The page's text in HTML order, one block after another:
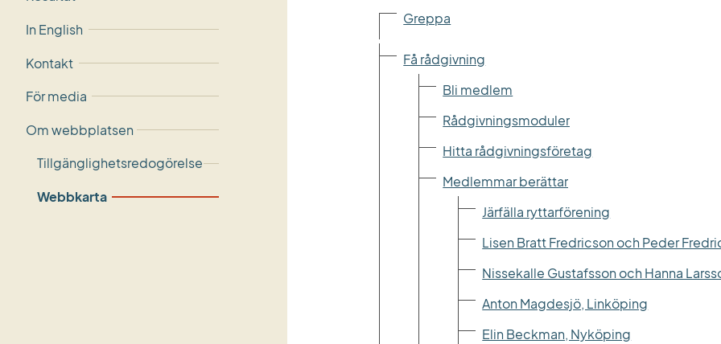
Greppa
Få rådgivning
Bli medlem
Rådgivningsmoduler
Hitta rådgivningsföretag
Medlemmar berättar
Järfälla ryttarförening
Lisen Bratt Fredricson och Peder
Nissekalle Gustafsson och Hanna
Anton Magdesjö, Linköping
Elin Beckman, Nyköping
In English
Kontakt
För media
Om webbplatsen
Tillgänglighetsredogörelse
Webbkarta